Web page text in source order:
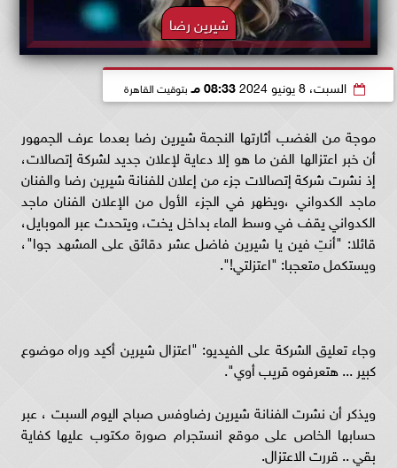
شيرين رضا
السبت، 8 يونيو 2024 08:33 مـ بتوقيت القاهرة
موجة من الغضب أثارتها النجمة شيرين رضا بعدما عرف الجمهور
أن خبر اعتزالها الفن ما هو إلا دعاية لإعلان جديد لشركة إتصالات،
إذ نشرت شركة إتصالات جزء من إعلان للفنانة شيرين رضا والفنان
ماجد الكدواني ،ويظهر في الجزء الأول من الإعلان الفنان ماجد
الكدواني يقف في وسط الماء بداخل يخت، ويتحدث عبر الموبايل،
قائلا: "أنتِ فين يا شيرين فاضل عشر دقائق على المشهد جوا"،
ويستكمل متعجبا: "اعتزلتي!".
وجاء تعليق الشركة على الفيديو: "اعتزال شيرين أكيد وراه موضوع
كبير ... هتعرفوه قريب أوي".
ويذكر أن نشرت الفنانة شيرين رضاوفس صباح اليوم السبت ، عبر
حسابها الخاص على موقع انستجرام صورة مكتوب عليها كفاية
بقي .. قررت الاعتزال.